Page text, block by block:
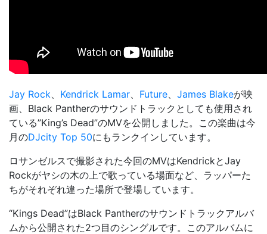
Jay Rock、 Kendrick Lamar、 Future、 James Blakeが映
画、 Black Pantherのサウンドトラックとしても使用され
ている”King’s Dead”のMVを公開しました。この楽曲は今
月のDJcity Top 50にもランクインしています。
ロサンゼルスで撮影された今回のMVはKendrickとJay
Rockがヤシの木の上で歌っている場面など、ラッパーた
ちがそれぞれ違った場所で登場しています。
“Kings Dead”はBlack Pantherのサウンドトラックアルバ
ムから公開された2つ目のシングルです。このアルバムに